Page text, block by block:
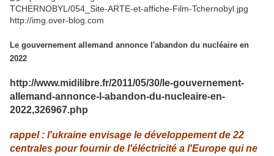
http://img.over-blog.com
Le gouvernement allemand annonce l'abandon du nucléaire en
2022
http://www.midilibre.fr/2011/05/30/le-gouvernement-
allemand-annonce-l-abandon-du-nucleaire-en-
2022,326967.php
rappel: l'ukraine envisage le développement de 22
centrales pour fournirde l'éléctricité a l'Europe qui ne